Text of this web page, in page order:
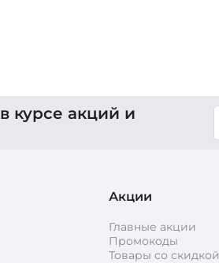
курсе акций и
Акции
Главные акции
Промокоды
Товары со скидкой